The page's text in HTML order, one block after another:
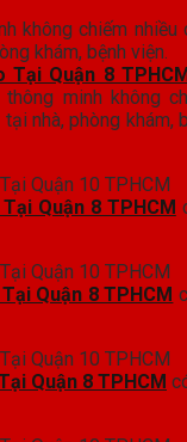
Tại Quận 8
minh không
nhà, phòng khám,
Quận 8 TPHCM
Quận 8 TPHCM
Quận 8 TPHCM